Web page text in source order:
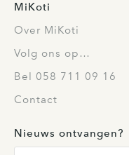
MiKoti
Over MiKoti
Volg ons op…
Bel 058 711 09 16
Contact
Nieuws ontvangen?